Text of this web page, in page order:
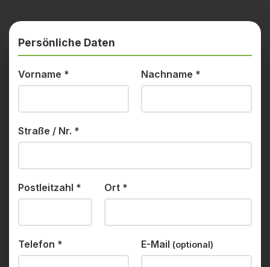
Persönliche Daten
Vorname * Nachname *
Straße / Nr. *
Postleitzahl * Ort *
Telefon * E-Mail (optional)